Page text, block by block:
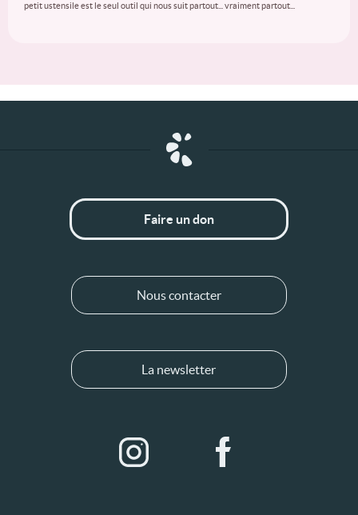
petit ustensile est le seul outil qui nous suit partout... vraiment partout...
Faire un don
Nous contacter
La newsletter